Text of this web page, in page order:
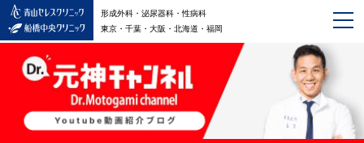
形成外科・泌尿器科・性病科
東京・千葉・大阪・北海道・福岡